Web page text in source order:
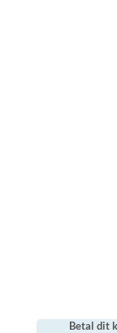
Betal dit